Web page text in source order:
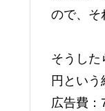
ので、そ
そうした
円という
広告費：